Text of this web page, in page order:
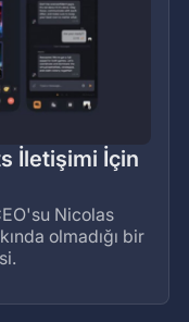
İletişimi İçin
Nicolas
olmadığı bir